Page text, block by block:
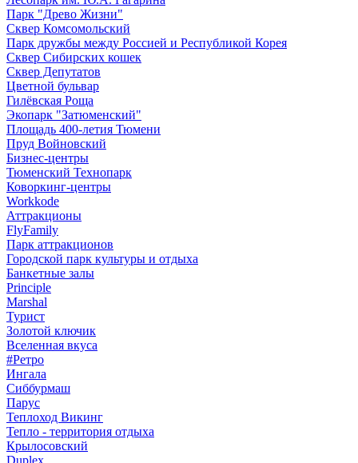
Парк "Древо Жизни"
Сквер Комсомольский
Парк дружбы между Россией и Республикой Корея
Сквер Сибирских кошек
Сквер Депутатов
Цветной бульвар
Гилёвская Роща
Экопарк "Затюменский"
Площадь 400-летия Тюмени
Пруд Войновский
Бизнес-центры
Тюменский Технопарк
Коворкинг-центры
Workkode
Аттракционы
FlyFamily
Парк аттракционов
Городской парк культуры и отдыха
Банкетные залы
Principle
Marshal
Турист
Золотой ключик
Вселенная вкуса
#Ретро
Ингала
Сиббурмаш
Парус
Теплоход Викинг
Тепло - территория отдыха
Крылосовский
Duplex